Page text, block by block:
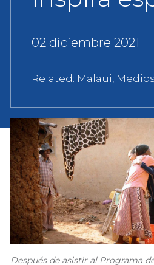
02 diciembre 2021
Related: Malaui,
Después de asistir al Programa